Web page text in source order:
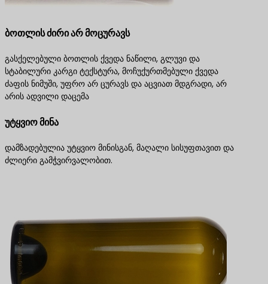
ბოთლის ძირი არ მოცურავს
გასქელებული ბოთლის ქვედა ნაწილი, გლუვი და
სტაბილური კარგი ტექსტურა, მოჩუქურთმებული ქვედა
ძაფის ნიმუში, უფრო არ ცურავს და აცვიათ მდგრადი, არ
არის ადვილი დაცემა
უტყვიო მინა
დამზადებულია უტყვიო მინისგან, მაღალი სისუფთავით და
ძლიერი გამჭვირვალობით.